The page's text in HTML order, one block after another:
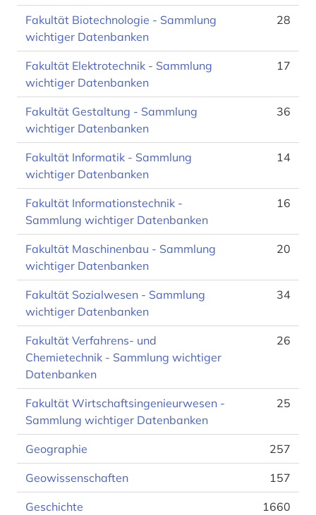
Fakultät Biotechnologie - Sammlung
wichtiger Datenbanken
28
Fakultät Elektrotechnik - Sammlung
wichtiger Datenbanken
17
Fakultät Gestaltung - Sammlung
wichtiger Datenbanken
36
Fakultät Informatik - Sammlung
wichtiger Datenbanken
14
Fakultät Informationstechnik -
Sammlung wichtiger Datenbanken
16
Fakultät Maschinenbau - Sammlung
wichtiger Datenbanken
20
Fakultät Sozialwesen - Sammlung
wichtiger Datenbanken
34
Fakultät Verfahrens- und
Chemietechnik - Sammlung wichtiger
Datenbanken
26
Fakultät Wirtschaftsingenieurwesen -
Sammlung wichtiger Datenbanken
25
Geographie 257
Geowissenschaften 157
Geschichte 1660